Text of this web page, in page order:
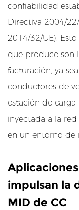
q
u
é
e
s
p
o
r
a
n
t
e
confiabilidad
Directiva 2004/
2014/32/UE).
que produce son
facturación, ya
conductores de
estación de
inyectada a la
en un entorno de
impulsan la
MID de CC